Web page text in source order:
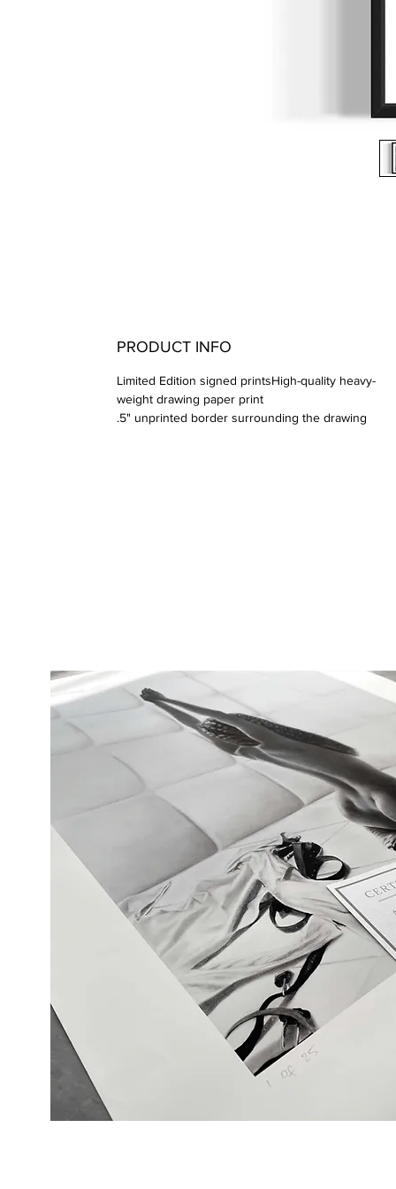
PRODUCT INFO
Limited Edition signed printsHigh-quality heavy-
weight drawing paper print
.5" unprinted border surrounding the drawing